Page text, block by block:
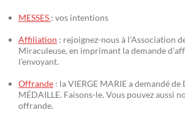
MESSES : vos intentions
Affiliation : rejoignez-nous à l’Association
Miraculeuse, en imprimant la demande
l’envoyant.
Offrande : la VIERGE MARIE a demandé de
MÉDAILLE. Faisons-le. Vous pouvez aussi
offrande.